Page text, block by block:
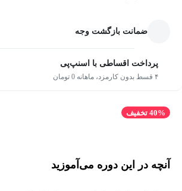
ضمانت بازگشت وجه
پرداخت اقساطی با اسنپ‌پی
۴ قسط بدون کارمزد، ماهانه 0 تومان
40% تخفیف
آنچه در این دوره می‌آموزید